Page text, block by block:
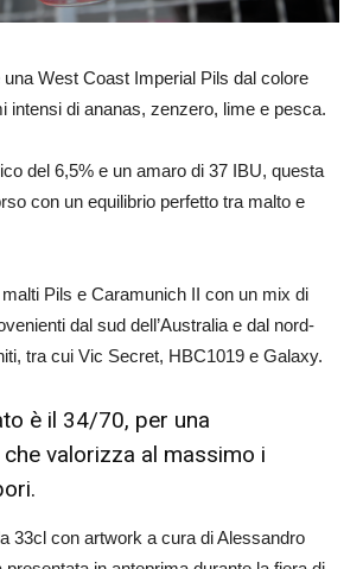
una West Coast Imperial Pils dal colore
intensi di ananas, zenzero, lime e pesca.
del 6,5% e un amaro di 37 IBU, questa
con un equilibrio perfetto tra malto e
Pils e Caramunich II con un mix di
dal sud dell’Australia e dal nord-
tra cui Vic Secret, HBC1019 e Galaxy.
è il 34/70, per una
valorizza al massimo i
33cl con artwork a cura di Alessandro